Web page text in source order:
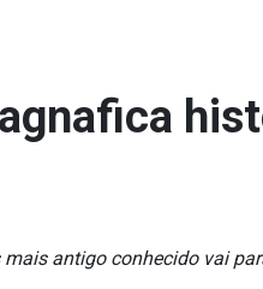
antigo conhecido vai